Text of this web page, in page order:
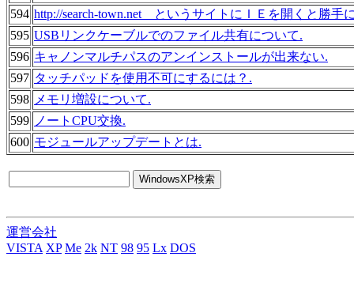
594 http://search-town.net というサイトにＩＥを開くと勝手
595 USBリンクケーブルでのファイル共有について.
596 キャノンマルチパスのアンインストールが出来ない.
597 タッチパッドを使用不可にするには？.
598 メモリ増設について.
599 ノートCPU交換.
600 モジュールアップデートとは.
運営会社
VISTA XP Me 2k NT 98 95 Lx DOS